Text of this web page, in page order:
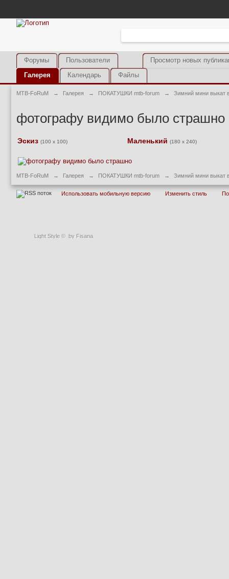
Light Style © by Fisana
Просмотр новых
Форумы
Пользователи
Галерея
Календарь Файлы
MTB-FoRuM → Галерея → ПОКАТУШКИ mtb-forum → Зимний мини выкат
фотографу видимо было страшно
Эскиз (100 x 100) Маленький (180 x 240)
MTB-FoRuM → Галерея → ПОКАТУШКИ mtb-forum → Зимний мини выкат
Использовать мобильную версию Изменить стиль